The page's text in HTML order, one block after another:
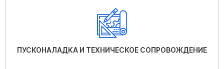
ПУСКОНАЛАДКА И ТЕХНИЧЕСКОЕ СОПРОВОЖДЕНИЕ